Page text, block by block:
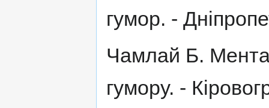
гумор. -
Чамлай Б.
гумору. -